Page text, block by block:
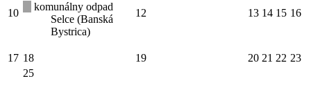
10
komunálny odpad
Selce (Banská
Bystrica)
12 13 14 15 16
17 18 19 20 21 22 23
25